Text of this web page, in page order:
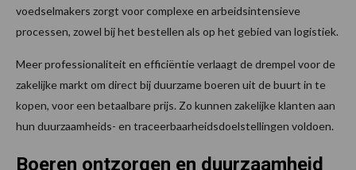
voedselmakers zorgt voor complexe en arbeidsintensieve
processen, zowel bij het bestellen als op het gebied van logistiek.
Meer professionaliteit en efficiëntie verlaagt de drempel voor de
zakelijke markt om direct bij duurzame boeren uit de buurt in te
kopen, voor een betaalbare prijs. Zo kunnen zakelijke klanten aan
hun duurzaamheids- en traceerbaarheidsdoelstellingen voldoen.
Boeren ontzorgen en duurzaamheid